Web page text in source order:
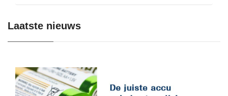
Laatste nieuws